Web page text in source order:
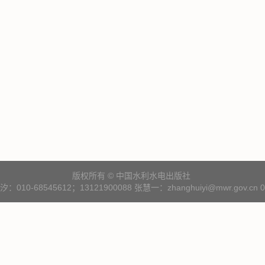
版权所有 © 中国水利水电出版社
：010-68545612；13121900088 张慧一：zhanghuiyi@mwr.gov.cn